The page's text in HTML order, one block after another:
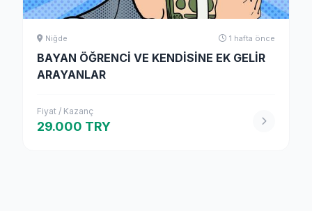
Niğde 1 hafta önce
BAYAN ÖĞRENCİ VE KENDİSİNE EK GELİR
ARAYANLAR
Fiyat / Kazanç
29.000 TRY